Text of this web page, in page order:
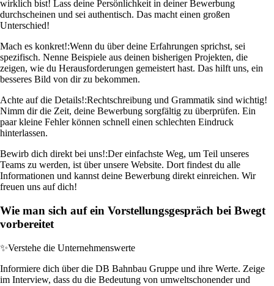
wirklich bist! Lass deine Persönlichkeit in deiner Bewerbung
durchscheinen und sei authentisch. Das macht einen großen
Unterschied!
Mach es konkret!:Wenn du über deine Erfahrungen sprichst, sei
spezifisch. Nenne Beispiele aus deinen bisherigen Projekten, die
zeigen, wie du Herausforderungen gemeistert hast. Das hilft uns, ein
besseres Bild von dir zu bekommen.
Achte auf die Details!:Rechtschreibung und Grammatik sind wichtig!
Nimm dir die Zeit, deine Bewerbung sorgfältig zu überprüfen. Ein
paar kleine Fehler können schnell einen schlechten Eindruck
hinterlassen.
Bewirb dich direkt bei uns!:Der einfachste Weg, um Teil unseres
Teams zu werden, ist über unsere Website. Dort findest du alle
Informationen und kannst deine Bewerbung direkt einreichen. Wir
freuen uns auf dich!
Wie man sich auf ein Vorstellungsgespräch bei Bwegt
vorbereitet
✨Verstehe die Unternehmenswerte
Informiere dich über die DB Bahnbau Gruppe und ihre Werte. Zeige
im Interview, dass du die Bedeutung von umweltschonender und